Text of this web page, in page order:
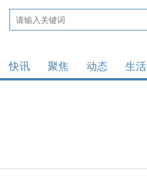
快讯 聚焦 动态 生活